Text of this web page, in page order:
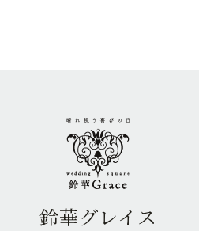
鈴華グレイス